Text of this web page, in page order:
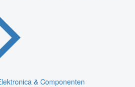
& Componenten